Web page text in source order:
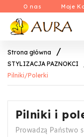
O nas Moje
Strona główna
STYLIZACJA PAZNOKCI
Pilniki/Polerki
Pilniki i
Prowadzą Państwo